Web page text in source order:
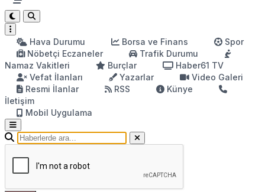
Hava Durumu Borsa ve Finans
Spor
Nöbetçi Eczaneler
Trafik Durumu
Namaz Vakitleri
Burçlar
Haber61 TV
Vefat İlanları
Yazarlar
Video Galeri
Resmi İlanlar
RSS
Künye
İletişim
Mobil Uygulama